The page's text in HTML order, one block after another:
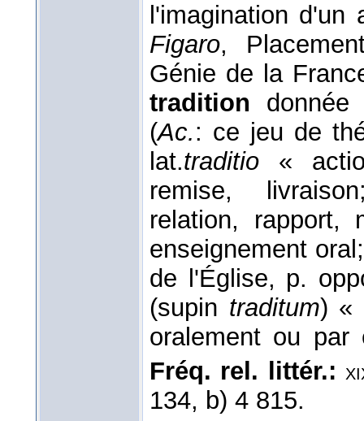
l'imagination d'un
Figaro,
Génie de la
tradition donnée
(Ac.: ce jeu de
lat.traditio «
remise,
relation, rapport,
enseignement
de l'Église, p.
(supin traditum) «
oralement ou
Fréq. rel. littér.:
134, b) 4 815.